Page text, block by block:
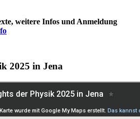
weitere Infos und Anmeldung
2025 in Jena